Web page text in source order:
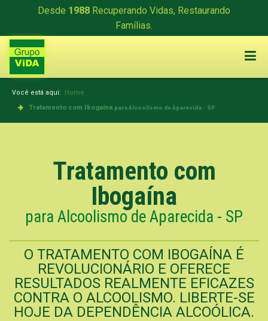
Desde 1988 Recuperando Vidas, Restaurando
Famílias.
Você está aqui: Home
Tratamento com Ibogaína para Alcoolismo de Aparecida - SP
Tratamento com
Ibogaína
para Alcoolismo de Aparecida - SP
O TRATAMENTO COM IBOGAÍNA É
REVOLUCIONÁRIO E OFERECE
RESULTADOS REALMENTE EFICAZES
CONTRA O ALCOOLISMO. LIBERTE-SE
HOJE DA DEPENDÊNCIA ALCOÓLICA.